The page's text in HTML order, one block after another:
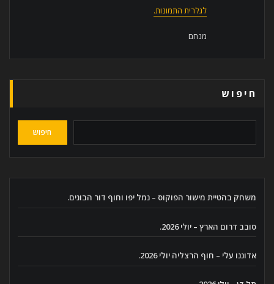
לגלרית התמונות.
מנחם
חיפוש
חיפוש
משחק בהטיית מישור הפוקוס – נמל יפו וחוף דור הבונים.
סובב דרום הארץ – יולי 2026.
אדוננו עלי – חוף הרצליה יולי 2026.